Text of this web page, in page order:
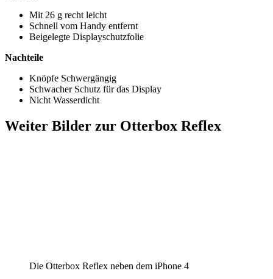
Mit 26 g recht leicht
Schnell vom Handy entfernt
Beigelegte Displayschutzfolie
Nachteile
Knöpfe Schwergängig
Schwacher Schutz für das Display
Nicht Wasserdicht
Weiter Bilder zur Otterbox Reflex
Die Otterbox Reflex neben dem iPhone 4